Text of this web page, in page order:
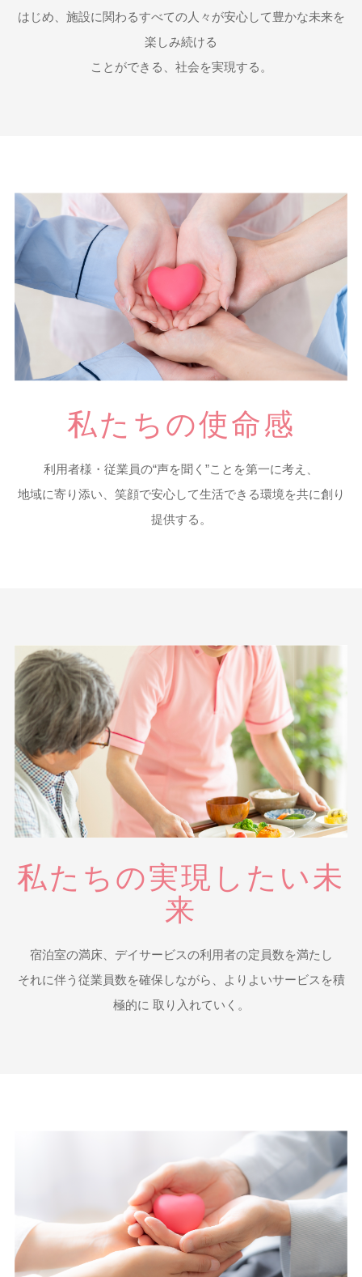
はじめ、施設に関わるすべての人々が安心して豊かな未来を
楽しみ続ける
ことができる、社会を実現する。
私たちの使命感
利用者様・従業員の“声を聞く”ことを第一に考え、
地域に寄り添い、笑顔で安心して生活できる環境を共に創り
提供する。
私たちの実現したい未
来
宿泊室の満床、デイサービスの利用者の定員数を満たし
それに伴う従業員数を確保しながら、よりよいサービスを積
極的に 取り入れていく。